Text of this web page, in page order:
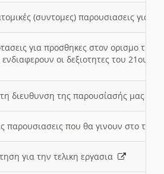
(συντομες) παρουσιασεις για
για προσθηκες στον ορισμο
οι δεξιοτητες του 21ου
διευθυνση της παρουσίασής μας
παρουσιασεις που θα γινουν στο
για την τελικη εργασια